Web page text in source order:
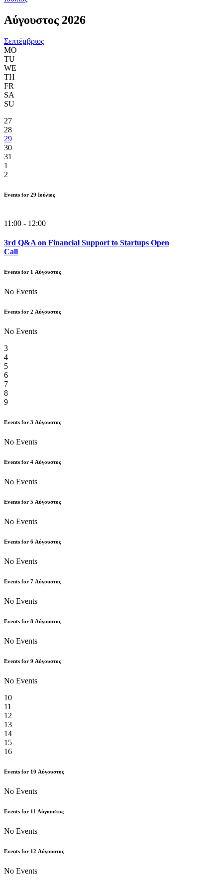
Αύγουστος 2026
Σεπτέμβριος
MO
TU
WE
TH
FR
SA
SU
27
28
29
30
31
1
2
Events for 29 Ιούλιος
11:00 - 12:00
3rd Q&A on Financial Support to Startups Open
Call
Events for 1 Αύγουστος
No Events
Events for 2 Αύγουστος
No Events
3
4
5
6
7
8
9
Events for 3 Αύγουστος
No Events
Events for 4 Αύγουστος
No Events
Events for 5 Αύγουστος
No Events
Events for 6 Αύγουστος
No Events
Events for 7 Αύγουστος
No Events
Events for 8 Αύγουστος
No Events
Events for 9 Αύγουστος
No Events
10
11
12
13
14
15
16
Events for 10 Αύγουστος
No Events
Events for 11 Αύγουστος
No Events
Events for 12 Αύγουστος
No Events